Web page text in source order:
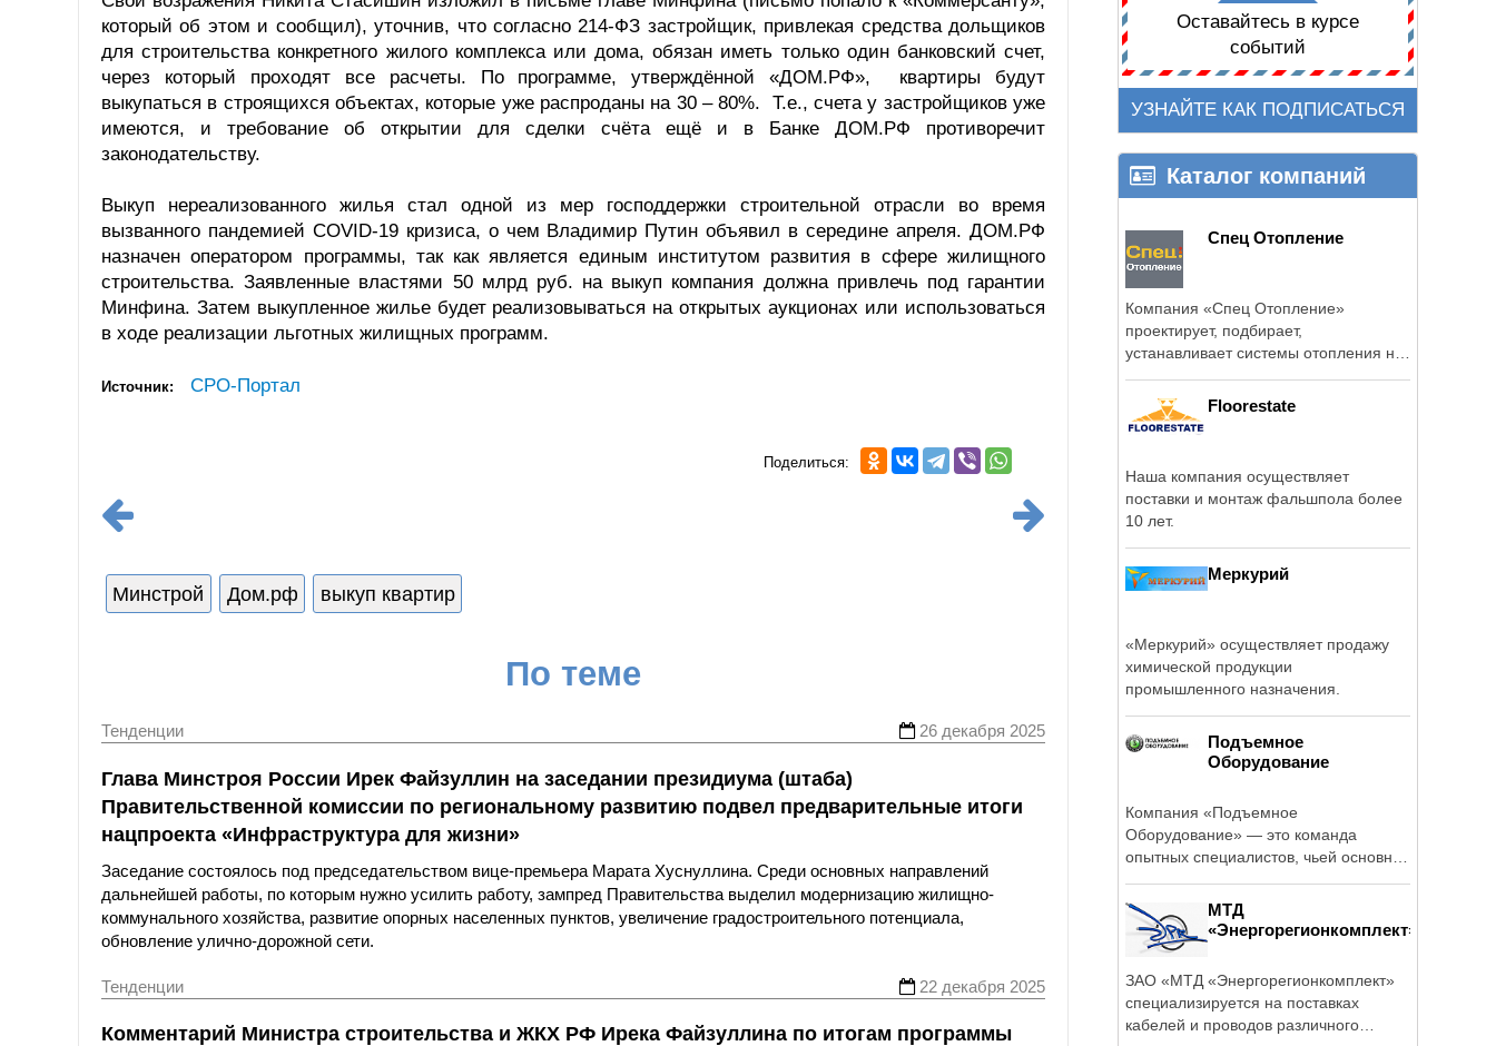
который об этом и сообщил), уточнив, что согласно 214-ФЗ застройщик, привлекая средства дольщиков
для строительства конкретного жилого комплекса или дома, обязан иметь только один банковский счет,
через который проходят все расчеты. По программе, утверждённой «ДОМ.РФ», квартиры будут
выкупаться в строящихся объектах, которые уже распроданы на 30 – 80%. Т.е., счета у застройщиков уже
имеются, и требование об открытии для сделки счёта ещё и в Банке ДОМ.РФ противоречит
законодательству.
Выкуп нереализованного жилья стал одной из мер господдержки строительной отрасли во время
вызванного пандемией COVID-19 кризиса, о чем Владимир Путин объявил в середине апреля. ДОМ.РФ
назначен оператором программы, так как является единым институтом развития в сфере жилищного
строительства. Заявленные властями 50 млрд руб. на выкуп компания должна привлечь под гарантии
Минфина. Затем выкупленное жилье будет реализовываться на открытых аукционах или использоваться
в ходе реализации льготных жилищных программ.
Источник: СРО-Портал
Поделиться:
Минстрой Дом.рф выкуп квартир
По теме
Тенденции 26 декабря 2025
Глава Минстроя России Ирек Файзуллин на заседании президиума (штаба)
Правительственной комиссии по региональному развитию подвел предварительные итоги
нацпроекта «Инфраструктура для жизни»
Заседание состоялось под председательством вице-премьера Марата Хуснуллина. Среди основных направлений
дальнейшей работы, по которым нужно усилить работу, зампред Правительства выделил модернизацию жилищно-
коммунального хозяйства, развитие опорных населенных пунктов, увеличение градостроительного потенциала,
обновление улично-дорожной сети.
Тенденции 22 декабря 2025
Комментарий Министра строительства и ЖКХ РФ Ирека Файзуллина по итогам программы
Оставайтесь в курсе
событий
УЗНАЙТЕ КАК ПОДПИСАТЬСЯ
Каталог компаний
Спец Отопление
Компания «Спец Отопление»
проектирует, подбирает,
устанавливает системы отопления на
Floorestate
Наша компания осуществляет
поставки и монтаж фальшпола более
10 лет.
Меркурий
«Меркурий» осуществляет продажу
химической продукции
промышленного назначения.
Подъемное
Оборудование
Компания «Подъемное
Оборудование» — это команда
опытных специалистов, чьей основной
МТД
«Энергорегионкомплект»
ЗАО «МТД «Энергорегионкомплект»
специализируется на поставках
кабелей и проводов различного